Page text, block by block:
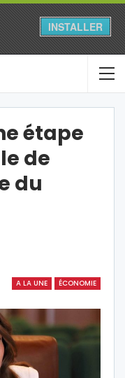
INSTALLER
étape
de
du
A LA UNE ÉCONOMIE